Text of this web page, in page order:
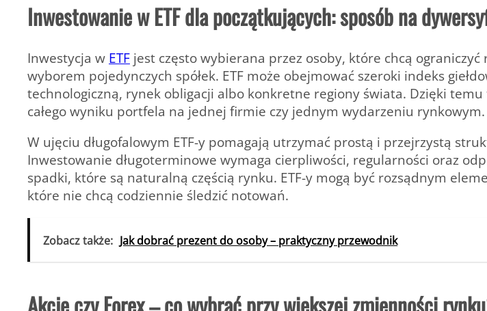
Inwestowanie w ETF dla początkujących: sposób na
Inwestycja w ETF jest często wybierana przez osoby, które chcą ograniczyć
wyborem pojedynczych spółek. ETF może obejmować szeroki indeks
technologiczną, rynek obligacji albo konkretne regiony świata. Dzięki
całego wyniku portfela na jednej firmie czy jednym wydarzeniu rynkowym.
W ujęciu długofalowym ETF-y pomagają utrzymać prostą i przejrzystą
Inwestowanie długoterminowe wymaga cierpliwości, regularności oraz
spadki, które są naturalną częścią rynku. ETF-y mogą być rozsądnym
które nie chcą codziennie śledzić notowań.
Zobacz także: Jak dobrać prezent do osoby – praktyczny przewodnik
Akcje czy Forex – co wybrać przy większej zmienności